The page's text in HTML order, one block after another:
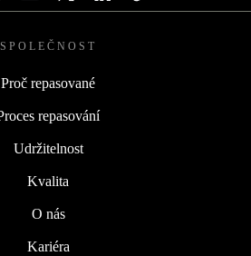
SPOLEČNOST
Proč repasované
repasování
Udržitelnost
Kvalita
O nás
Kariéra